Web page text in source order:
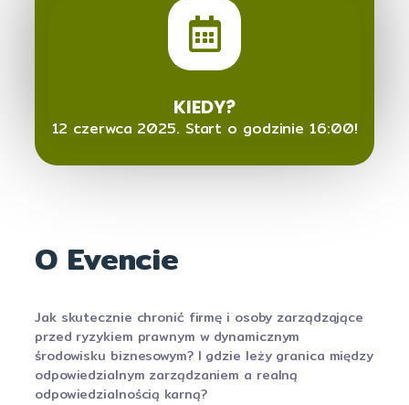
KIEDY?
12 czerwca 2025. Start o godzinie 16:00!
O Evencie
Jak skutecznie chronić firmę i osoby zarządzające
przed ryzykiem prawnym w dynamicznym
środowisku biznesowym? I gdzie leży granica między
odpowiedzialnym zarządzaniem a realną
odpowiedzialnością karną?